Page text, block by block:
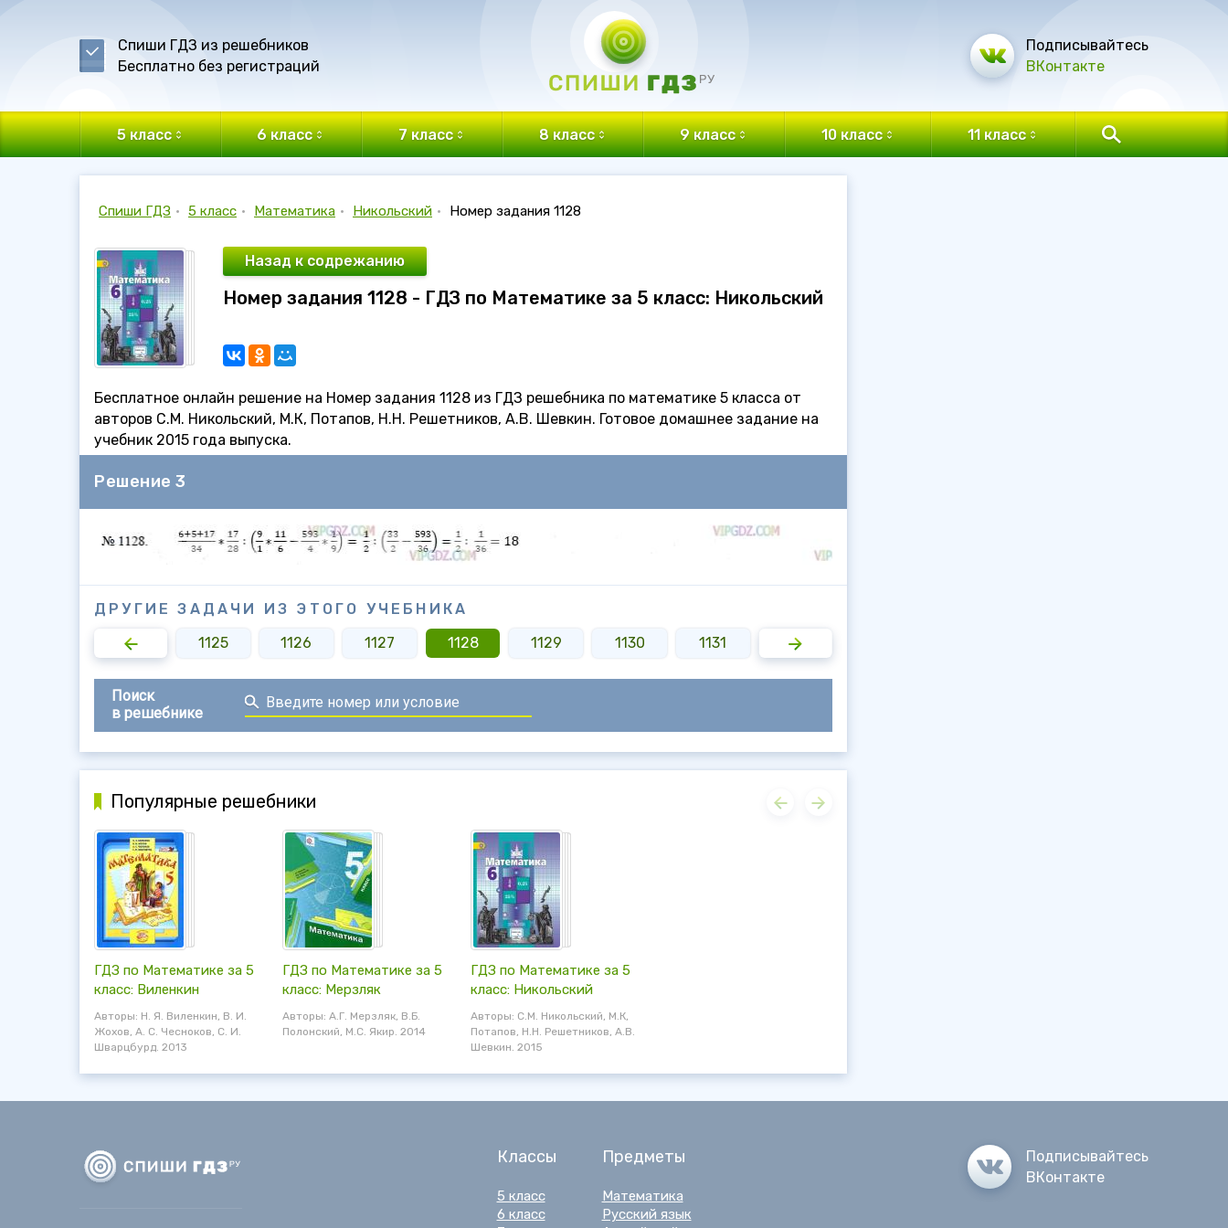
Спиши ГДЗ из решебников
Бесплатно без регистраций
Подписывайтесь
ВКонтакте
5 класс 6 класс 7 класс 8 класс 9 класс 10 класс 11 класс
Спиши ГДЗ • 5 класс • Математика • Никольский • Номер задания 1128
Назад к содрежанию
Номер задания 1128 - ГДЗ по Математике за 5 класс: Никольский
Бесплатное онлайн решение на Номер задания 1128 из ГДЗ решебника по математике 5 класса от
авторов С.М. Никольский, М.К, Потапов, Н.Н. Решетников, А.В. Шевкин. Готовое домашнее задание на
учебник 2015 года выпуска.
Решение 3
ДРУГИЕ ЗАДАЧИ ИЗ ЭТОГО УЧЕБНИКА
1124 1125 1126 1127 1128 1129 1130 1131 1132
Поиск
в решебнике
Популярные решебники
ГДЗ по Математике за 5
класс: Виленкин
Авторы: Н. Я. Виленкин, В. И.
Жохов, А. С. Чесноков, С. И.
Шварцбурд. 2013
ГДЗ по Математике за 5
класс: Мерзляк
Авторы: А.Г. Мерзляк, В.Б.
Полонский, М.С. Якир. 2014
ГДЗ по Математике за 5
класс: Никольский
Авторы: С.М. Никольский, М.К,
Потапов, Н.Н. Решетников, А.В.
Шевкин. 2015
Классы
5 класс
6 класс
Предметы
Математика
Русский язык
Подписывайтесь
ВКонтакте